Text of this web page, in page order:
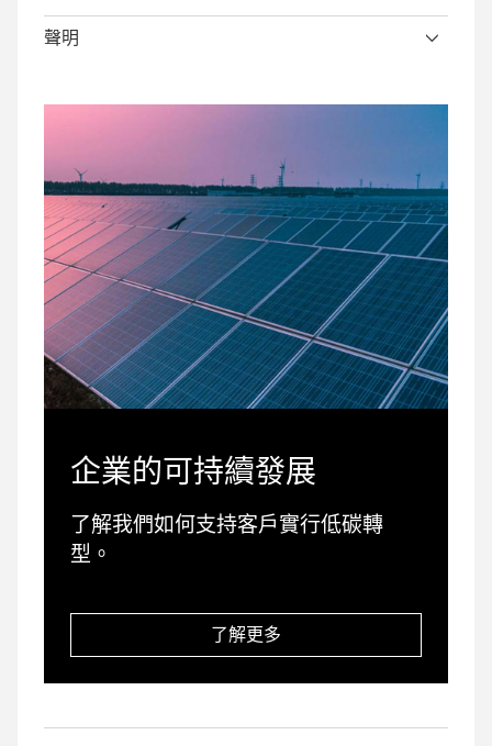
聲明
企業的可持續發展
了解我們如何支持客戶實行低碳轉
型。
了解更多